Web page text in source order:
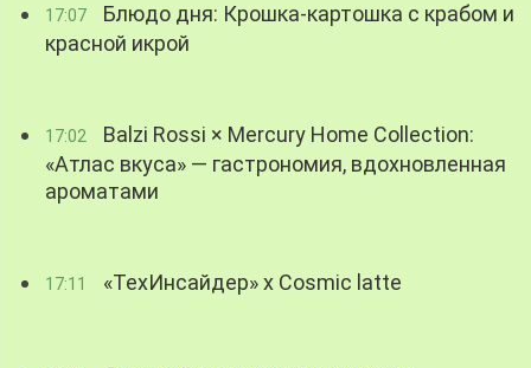
17:07
Блюдо дня: Крошка-картошка с крабом и
красной икрой
17:02
Balzi Rossi × Mercury Home Collection:
«Атлас вкуса» — гастрономия, вдохновленная
ароматами
17:11 «ТехИнсайдер» х Cosmic latte